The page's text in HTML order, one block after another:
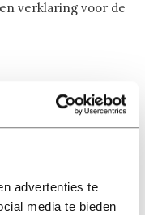
advertenties te
media te bieden
verklaring voor de
bezig met het in
2023
Olof,
van Hamer het